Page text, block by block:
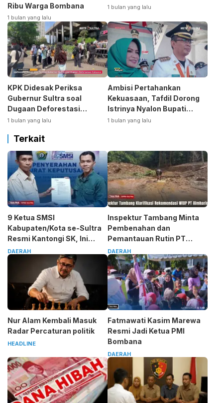
Ribu Warga Bombana
1 bulan yang lalu
1 bulan yang lalu
KPK Didesak Periksa
Gubernur Sultra soal
Dugaan Deforestasi
Kabaen
1 bulan yang lalu
Ambisi Pertahankan
Kekuasaan, Tafdil Dorong
Istrinya Nyalon Bupati
Bombana
1 bulan yang lalu
Terkait
9 Ketua SMSI
Kabupaten/Kota se-Sultra
Resmi Kantongi SK, Ini
Pesan Tegas Sarjono
DAERAH
Inspektur Tambang Minta
Pembenahan dan
Pemantauan Rutin PT
Almharig
DAERAH
Nur Alam Kembali Masuk
Radar Percaturan politik
HEADLINE
Fatmawati Kasim Marewa
Resmi Jadi Ketua PMI
Bombana
DAERAH